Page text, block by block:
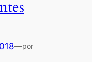
—por